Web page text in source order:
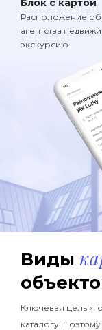
Блок с картой
Расположение
агентства
экскурсию.
Виды
Ключевая цель
каталогу.